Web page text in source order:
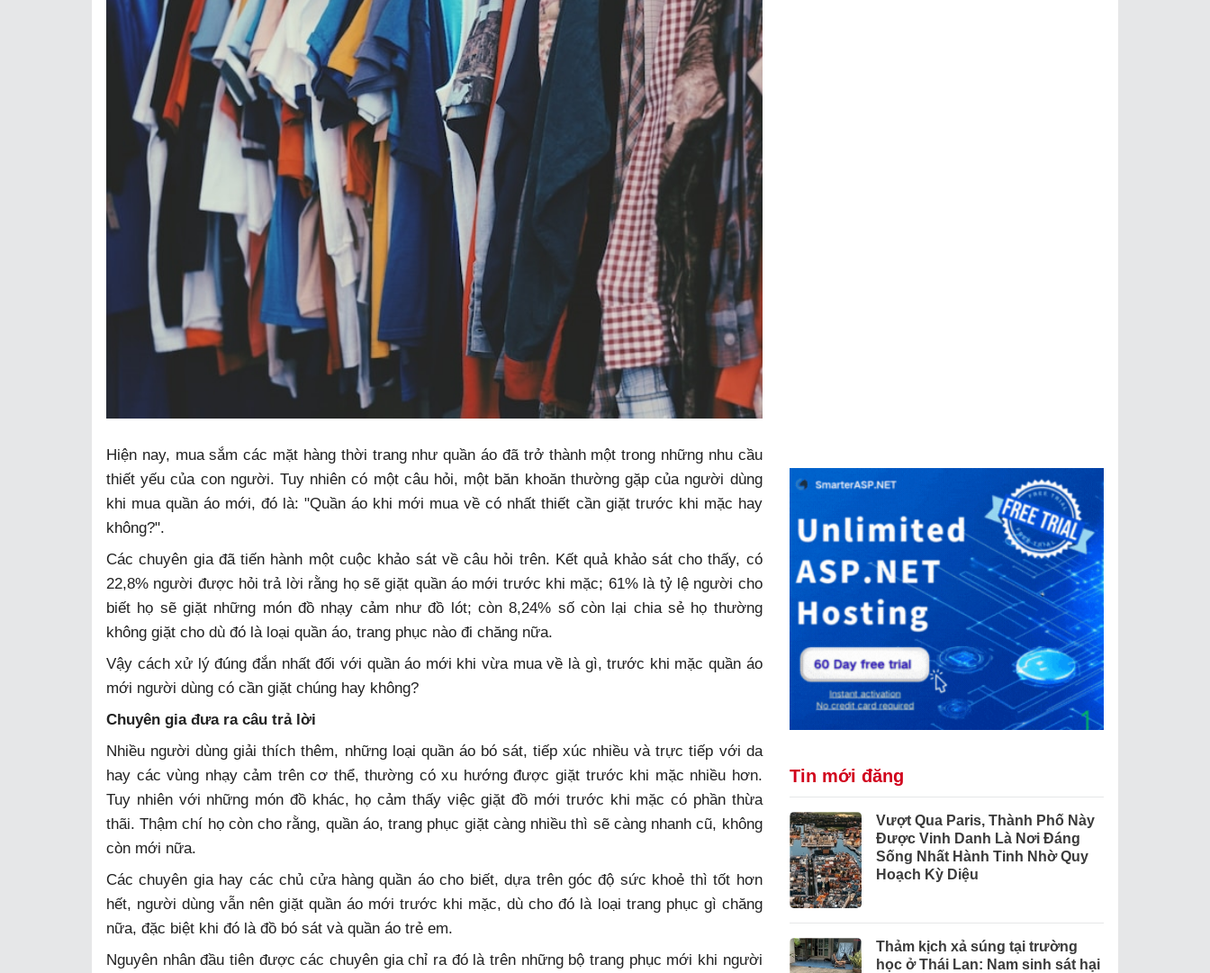
Hiện nay, mua sắm các mặt hàng thời trang như quần áo đã trở thành một trong những nhu cầu
thiết yếu của con người. Tuy nhiên có một câu hỏi, một băn khoăn thường gặp của người dùng
khi mua quần áo mới, đó là: "Quần áo khi mới mua về có nhất thiết cần giặt trước khi mặc hay
không?".
Các chuyên gia đã tiến hành một cuộc khảo sát về câu hỏi trên. Kết quả khảo sát cho thấy, có
22,8% người được hỏi trả lời rằng họ sẽ giặt quần áo mới trước khi mặc; 61% là tỷ lệ người cho
biết họ sẽ giặt những món đồ nhạy cảm như đồ lót; còn 8,24% số còn lại chia sẻ họ thường
không giặt cho dù đó là loại quần áo, trang phục nào đi chăng nữa.
Vậy cách xử lý đúng đắn nhất đối với quần áo mới khi vừa mua về là gì, trước khi mặc quần áo
mới người dùng có cần giặt chúng hay không?
Chuyên gia đưa ra câu trả lời
Nhiều người dùng giải thích thêm, những loại quần áo bó sát, tiếp xúc nhiều và trực tiếp với da
hay các vùng nhạy cảm trên cơ thể, thường có xu hướng được giặt trước khi mặc nhiều hơn.
Tuy nhiên với những món đồ khác, họ cảm thấy việc giặt đồ mới trước khi mặc có phần thừa
thãi. Thậm chí họ còn cho rằng, quần áo, trang phục giặt càng nhiều thì sẽ càng nhanh cũ, không
còn mới nữa.
Các chuyên gia hay các chủ cửa hàng quần áo cho biết, dựa trên góc độ sức khoẻ thì tốt hơn
hết, người dùng vẫn nên giặt quần áo mới trước khi mặc, dù cho đó là loại trang phục gì chăng
nữa, đặc biệt khi đó là đồ bó sát và quần áo trẻ em.
Nguyên nhân đầu tiên được các chuyên gia chỉ ra đó là trên những bộ trang phục mới khi người
Tin mới đăng
Vượt Qua Paris, Thành Phố Này
Được Vinh Danh Là Nơi Đáng
Sống Nhất Hành Tinh Nhờ Quy
Hoạch Kỳ Diệu
Thảm kịch xả súng tại trường
học ở Thái Lan: Nam sinh sát hại